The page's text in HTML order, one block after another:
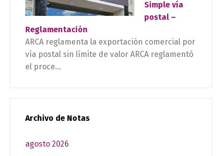
Simple vía
postal –
Reglamentación
ARCA reglamenta la exportación comercial por
vía postal sin límite de valor ARCA reglamentó
el proce...
Archivo de Notas
agosto 2026